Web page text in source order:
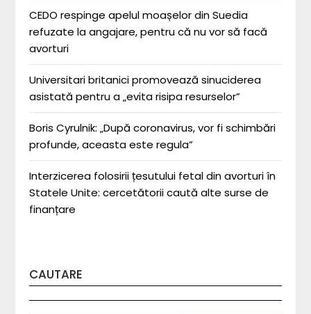
CEDO respinge apelul moașelor din Suedia
refuzate la angajare, pentru că nu vor să facă
avorturi
Universitari britanici promovează sinuciderea
asistată pentru a „evita risipa resurselor”
Boris Cyrulnik: „După coronavirus, vor fi schimbări
profunde, aceasta este regula”
Interzicerea folosirii țesutului fetal din avorturi în
Statele Unite: cercetătorii caută alte surse de
finanțare
CAUTARE